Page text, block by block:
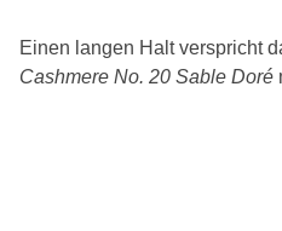
Einen langen Halt verspricht
Cashmere No. 20 Sable Doré